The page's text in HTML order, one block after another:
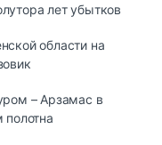
лет убытков
области на
– Арзамас в
полотна